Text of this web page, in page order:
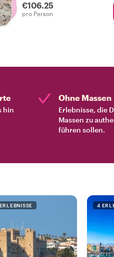
Ruinen voller Geschichte an.
€106.25
pro Person
hin
Ohne Massen
Erlebnisse, die
Massen zu
führen sollen.
4